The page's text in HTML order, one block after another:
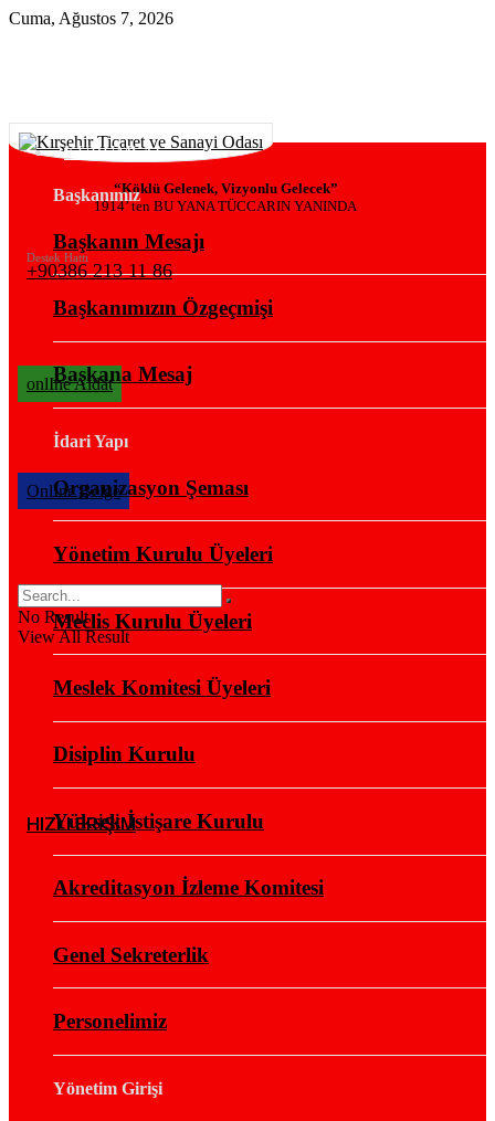
Cuma, Ağustos 7, 2026
“Köklü Gelenek, Vizyonlu Gelecek”
1914’ ten BU YANA TÜCCARIN YANINDA
Destek Hattı
+90386 213 11 86
onlIne Aidat
OnlIne Belge
No Result
View All Result
HIZLI ERİŞİM
KURUMSAL
Başkanımız
Başkanın Mesajı
Başkanımızın Özgeçmişi
Başkana Mesaj
İdari Yapı
Organizasyon Şeması
Yönetim Kurulu Üyeleri
Meclis Kurulu Üyeleri
Meslek Komitesi Üyeleri
Disiplin Kurulu
Yüksek İstişare Kurulu
Akreditasyon İzleme Komitesi
Genel Sekreterlik
Personelimiz
Yönetim Girişi